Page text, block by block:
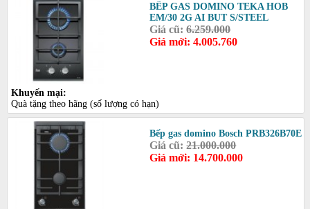
BẾP GAS DOMINO TEKA HOB
EM/30 2G AI BUT S/STEEL
Giá cũ:6.259.000
Giá mới: 4.005.760
Khuyến mại:
Quà tặng theo hãng (số lượng có hạn)
Bếp gas domino Bosch PRB326B70E
Giá cũ:21.000.000
Giá mới: 14.700.000